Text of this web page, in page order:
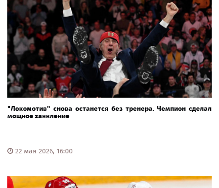
"Локомотив" снова останется без тренера. Чемпион сделал
мощное заявление
22 мая 2026, 16:00